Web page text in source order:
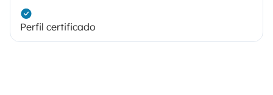
Perfil certificado